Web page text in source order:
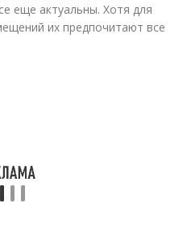
еще актуальны. Хотя для
их предпочитают все